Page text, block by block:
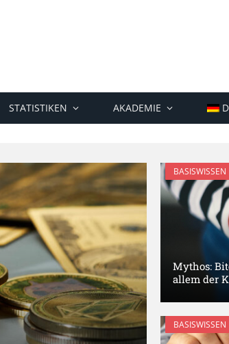
STATISTIKEN AKADEMIE
BASISWISSEN
Mythos:
allem der
BASISWISSEN